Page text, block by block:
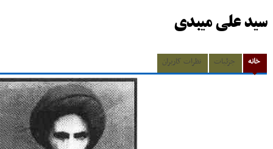
سید علی میبدی
خانه جزئیات نظرات کاربران